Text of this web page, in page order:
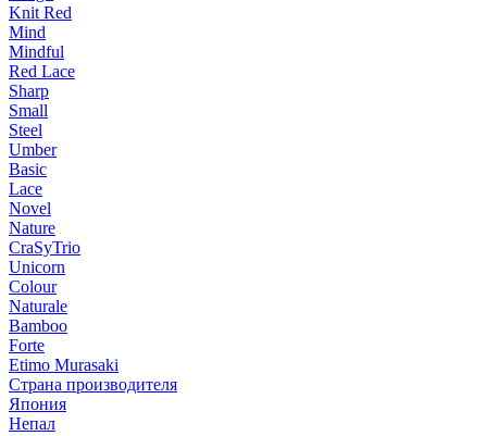
Knit Red
Mind
Mindful
Red Lace
Sharp
Small
Steel
Umber
Basic
Lace
Novel
Nature
CraSyTrio
Unicorn
Colour
Naturale
Bamboo
Forte
Etimo Murasaki
Страна производителя
Япония
Непал